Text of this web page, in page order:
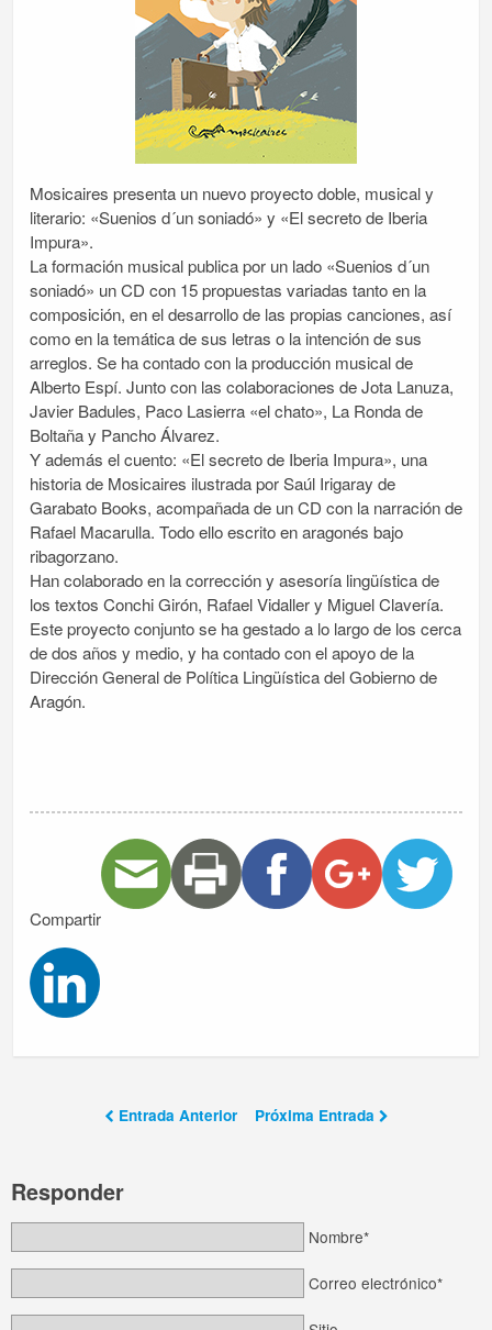
Mosicaires presenta un nuevo proyecto doble, musical y
literario: «Suenios d´un soniadó» y «El secreto de Iberia
Impura».
La formación musical publica por un lado «Suenios d´un
soniadó» un CD con 15 propuestas variadas tanto en la
composición, en el desarrollo de las propias canciones, así
como en la temática de sus letras o la intención de sus
arreglos. Se ha contado con la producción musical de
Alberto Espí. Junto con las colaboraciones de Jota Lanuza,
Javier Badules, Paco Lasierra «el chato», La Ronda de
Boltaña y Pancho Álvarez.
Y además el cuento: «El secreto de Iberia Impura», una
historia de Mosicaires ilustrada por Saúl Irigaray de
Garabato Books, acompañada de un CD con la narración de
Rafael Macarulla. Todo ello escrito en aragonés bajo
ribagorzano.
Han colaborado en la corrección y asesoría lingüística de
los textos Conchi Girón, Rafael Vidaller y Miguel Clavería.
Este proyecto conjunto se ha gestado a lo largo de los cerca
de dos años y medio, y ha contado con el apoyo de la
Dirección General de Política Lingüística del Gobierno de
Aragón.
Compartir
Entrada Anterior Próxima Entrada
Responder
Nombre*
Correo electrónico*